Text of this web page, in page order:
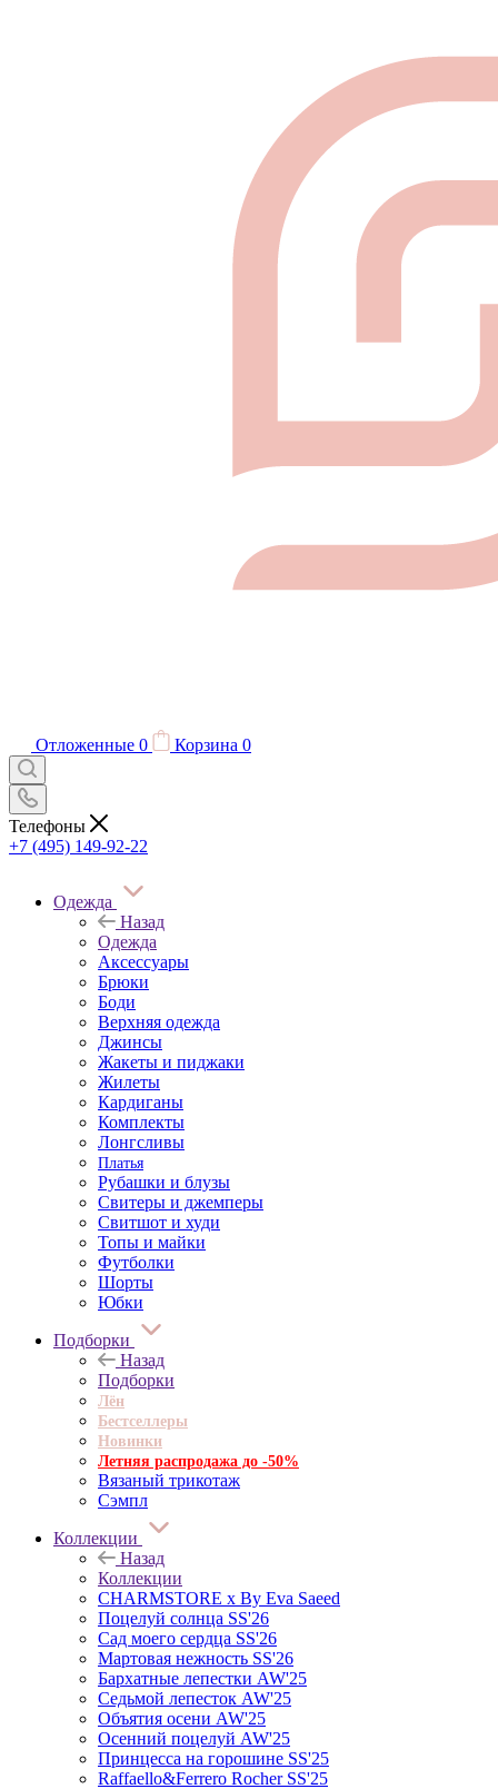
Отложенные 0 Корзина 0
Телефоны
+7 (495) 149-92-22
Одежда
Назад
Одежда
Аксессуары
Брюки
Боди
Верхняя одежда
Джинсы
Жакеты и пиджаки
Жилеты
Кардиганы
Комплекты
Лонгсливы
Платья
Рубашки и блузы
Свитеры и джемперы
Свитшот и худи
Топы и майки
Футболки
Шорты
Юбки
Подборки
Назад
Подборки
Лён
Бестселлеры
Новинки
Летняя распродажа до -50%
Вязаный трикотаж
Сэмпл
Коллекции
Назад
Коллекции
CHARMSTORE х By Eva Saeed
Поцелуй солнца SS'26
Сад моего сердца SS'26
Мартовая нежность SS'26
Бархатные лепестки AW'25
Седьмой лепесток AW'25
Объятия осени AW'25
Осенний поцелуй AW'25
Принцесса на горошине SS'25
Raffaello&Ferrero Rocher SS'25